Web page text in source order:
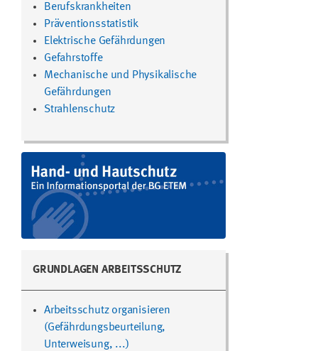
Berufskrankheiten
Präventionsstatistik
Elektrische Gefährdungen
Gefahrstoffe
Mechanische und Physikalische
Gefährdungen
Strahlenschutz
GRUNDLAGEN ARBEITSSCHUTZ
Arbeitsschutz organisieren
(Gefährdungsbeurteilung,
Unterweisung, ...)